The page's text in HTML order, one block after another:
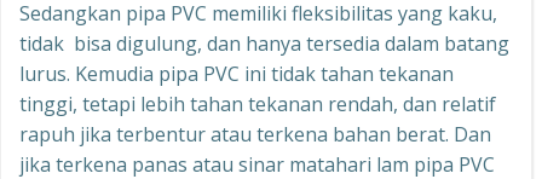
Sedangkan pipa PVC memiliki fleksibilitas yang kaku,
tidak bisa digulung, dan hanya tersedia dalam batang
lurus. Kemudia pipa PVC ini tidak tahan tekanan
tinggi, tetapi lebih tahan tekanan rendah, dan relatif
rapuh jika terbentur atau terkena bahan berat. Dan
jika terkena panas atau sinar matahari lam pipa PVC